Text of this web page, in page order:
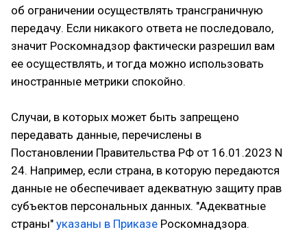
об ограничении осуществлять трансграничную
передачу. Если никакого ответа не последовало,
значит Роскомнадзор фактически разрешил вам
ее осуществлять, и тогда можно использовать
иностранные метрики спокойно.
Случаи, в которых может быть запрещено
передавать данные, перечислены в
Постановлении Правительства РФ от 16.01.2023 N
24. Например, если страна, в которую передаются
данные не обеспечивает адекватную защиту прав
субъектов персональных данных. "Адекватные
страны" указаны в Приказе Роскомнадзора.